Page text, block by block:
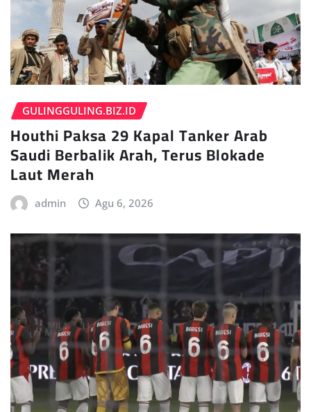
GULINGGULING.BIZ.ID
Houthi Paksa 29 Kapal Tanker Arab
Saudi Berbalik Arah, Terus Blokade
Laut Merah
admin Agu 6, 2026